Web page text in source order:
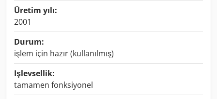
Üretim yılı:
2001
Durum:
işlem için hazır (kullanılmış)
Işlevsellik:
tamamen fonksiyonel